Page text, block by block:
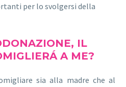
per lo svolgersi della
IL
A ME?
sia alla madre che al